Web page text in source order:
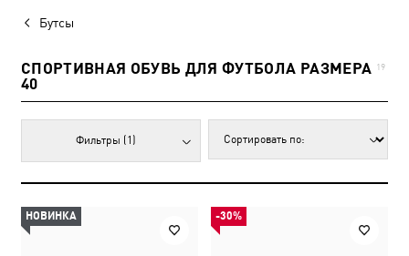
Бутсы
СПОРТИВНАЯ ОБУВЬ ДЛЯ ФУТБОЛА РАЗМЕРА
40
19
Фильтры (1)
НОВИНКА -30%